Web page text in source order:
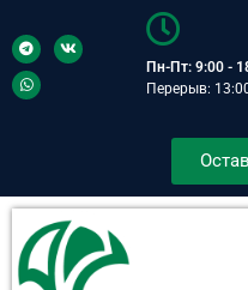
Пн-Пт: 9:00 -
Перерыв: